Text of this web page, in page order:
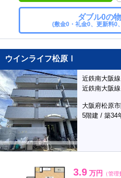
ダブル0の
(敷金0・礼金0、更新料0
ウインライフ松原Ⅰ
近鉄南大阪
近鉄南大阪
大阪府松原
5階建 / 築34
3.9 万円 （管